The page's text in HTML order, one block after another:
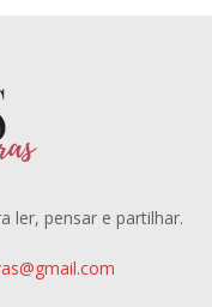
ler, pensar e partilhar.